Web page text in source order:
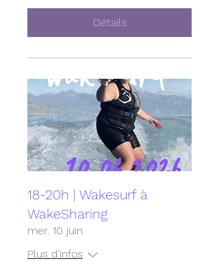
Détails
18-20h | Wakesurf à
WakeSharing
mer. 10 juin
Plus d'infos